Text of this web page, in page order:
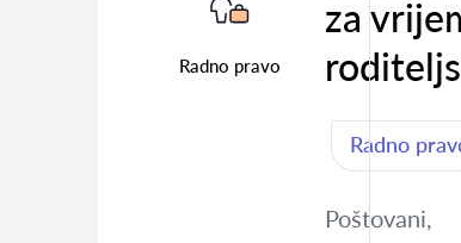
Radno pravo
za
Radno
Poštovani,